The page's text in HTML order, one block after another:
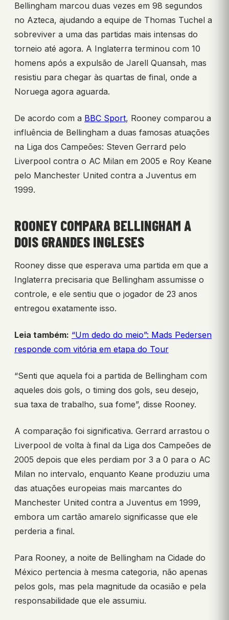
Bellingham marcou duas vezes em 98 segundos
no Azteca, ajudando a equipe de Thomas Tuchel a
sobreviver a uma das partidas mais intensas do
torneio até agora. A Inglaterra terminou com 10
homens após a expulsão de Jarell Quansah, mas
resistiu para chegar às quartas de final, onde a
Noruega agora aguarda.
De acordo com a BBC Sport, Rooney comparou a
influência de Bellingham a duas famosas atuações
na Liga dos Campeões: Steven Gerrard pelo
Liverpool contra o AC Milan em 2005 e Roy Keane
pelo Manchester United contra a Juventus em
1999.
ROONEY COMPARA BELLINGHAM A
DOIS GRANDES INGLESES
Rooney disse que esperava uma partida em que a
Inglaterra precisaria que Bellingham assumisse o
controle, e ele sentiu que o jogador de 23 anos
entregou exatamente isso.
Leia também: “Um dedo do meio”: Mads Pedersen
responde com vitória em etapa do Tour
“Senti que aquela foi a partida de Bellingham com
aqueles dois gols, o timing dos gols, seu desejo,
sua taxa de trabalho, sua fome”, disse Rooney.
A comparação foi significativa. Gerrard arrastou o
Liverpool de volta à final da Liga dos Campeões de
2005 depois que eles perdiam por 3 a 0 para o AC
Milan no intervalo, enquanto Keane produziu uma
das atuações europeias mais marcantes do
Manchester United contra a Juventus em 1999,
embora um cartão amarelo significasse que ele
perderia a final.
Para Rooney, a noite de Bellingham na Cidade do
México pertencia à mesma categoria, não apenas
pelos gols, mas pela magnitude da ocasião e pela
responsabilidade que ele assumiu.